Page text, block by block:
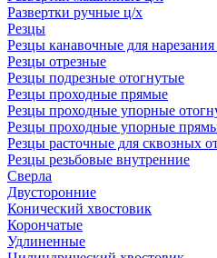
Развертки ручные ц/х
Резцы
Резцы канавочные для
Резцы отрезные
Резцы подрезные отогнутые
Резцы проходные прямые
Резцы проходные упорные
Резцы проходные упорные
Резцы расточные для сквозных
Резцы резьбовые внутренние
Сверла
Двусторонние
Конический хвостовик
Корончатые
Удлиненные